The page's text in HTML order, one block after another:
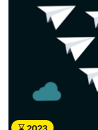
2023